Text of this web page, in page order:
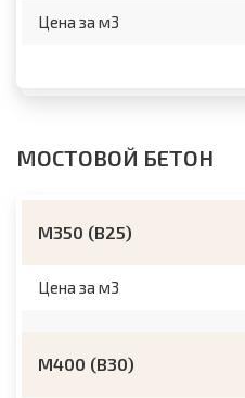
Цена за м3
МОСТОВОЙ БЕТОН
М350 (B25)
Цена за м3
М400 (B30)